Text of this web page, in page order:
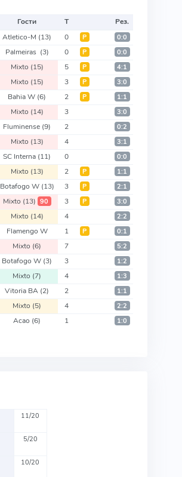
Гости Т
Рез.
Atletico-M (13) 0 Р 0:0
Palmeiras (3) 0 Р 0:0
Mixto (15) 5 Р 4:1
Mixto (15) 3 Р 3:0
Bahia W (6) 2 Р 1:1
Mixto (14) 3 3:0
Fluminense (9) 2 0:2
Mixto (13) 4 3:1
SC Interna (11) 0 0:0
Mixto (13) 2 Р 1:1
Botafogo W (13) 3 Р 2:1
Mixto (13) 90 3 Р 3:0
Mixto (14) 4 2:2
Flamengo W 1 Р 0:1
Mixto (6) 7 5:2
Botafogo W (3) 3 1:2
Mixto (7) 4 1:3
Vitoria BA (2) 2 1:1
Mixto (5) 4 2:2
Acao (6) 1 1:0
11/20
5/20
10/20